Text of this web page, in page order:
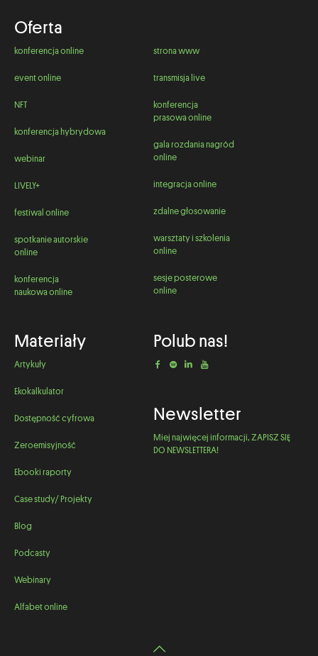
Oferta
konferencja online
event online
NFT
konferencja hybrydowa
webinar
LIVELY+
festiwal online
spotkanie autorskie
online
konferencja
naukowa online
strona www
transmisja live
konferencja
prasowa online
gala rozdania nagród
online
integracja online
zdalne głosowanie
warsztaty i szkolenia
online
sesje posterowe
online
Materiały
Artykuły
Ekokalkulator
Dostępność cyfrowa
Zeroemisyjność
Ebooki raporty
Case study/ Projekty
Blog
Podcasty
Webinary
Alfabet online
Polub nas!
Newsletter
Miej najwięcej informacji, ZAPISZ SIĘ
DO NEWSLETTERA!